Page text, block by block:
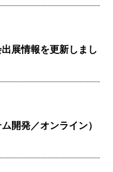
展情報を更新しまし
開発／オンライン）